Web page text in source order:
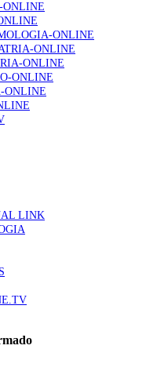
de rastreio do cancro do
em cada dez doentes com
para primeira linha
recorreram aos cheques
ONLINE
ONLINE
ONLINE
ONLINE
ONLINE
ONLINE
LINK